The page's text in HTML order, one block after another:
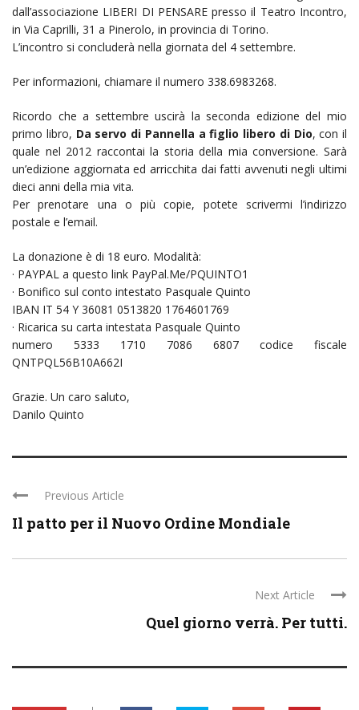
dall’associazione LIBERI DI PENSARE presso il Teatro Incontro,
in Via Caprilli, 31 a Pinerolo, in provincia di Torino.
L’incontro si concluderà nella giornata del 4 settembre.
Per informazioni, chiamare il numero 338.6983268.
Ricordo che a settembre uscirà la seconda edizione del mio
primo libro, Da servo di Pannella a figlio libero di Dio, con il
quale nel 2012 raccontai la storia della mia conversione. Sarà
un’edizione aggiornata ed arricchita dai fatti avvenuti negli ultimi
dieci anni della mia vita.
Per prenotare una o più copie, potete scrivermi l’indirizzo
postale e l’email.
La donazione è di 18 euro. Modalità:
· PAYPAL a questo link PayPal.Me/PQUINTO1
· Bonifico sul conto intestato Pasquale Quinto
IBAN IT 54 Y 36081 0513820 1764601769
· Ricarica su carta intestata Pasquale Quinto
numero 5333 1710 7086 6807 codice fiscale
QNTPQL56B10A662I
Grazie. Un caro saluto,
Danilo Quinto
Previous Article
Il patto per il Nuovo Ordine Mondiale
Next Article
Quel giorno verrà. Per tutti.